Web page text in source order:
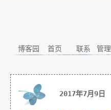
博客园 首页 联系 管理
2017年7月9日